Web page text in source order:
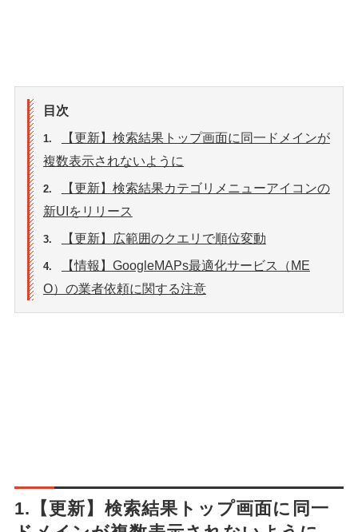
目次
1.
【更新】検索結果トップ画面に同一ドメインが
複数表示されないように
2.
【更新】検索結果カテゴリメニューアイコンの
新UIをリリース
3. 【更新】広範囲のクエリで順位変動
4.
【情報】GoogleMAPs最適化サービス（ME
O）の業者依頼に関する注意
1.【更新】検索結果トップ画面に同一